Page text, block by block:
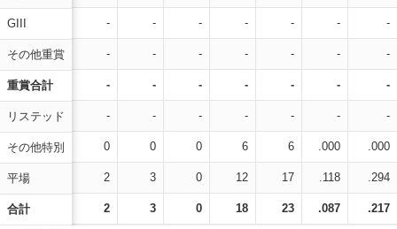
GIII
その他重賞
重賞合計
リステッド
その他特別
平場
合計
- - - - - - -
- - - - - - -
- - - - - - -
- - - - - - -
0 0 0 6 6 .000 .000
2 3 0 12 17 .118 .294
2 3 0 18 23 .087 .217